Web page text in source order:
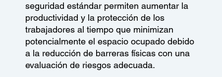
seguridad estándar permiten aumentar la
productividad y la protección de los
trabajadores al tiempo que minimizan
potencialmente el espacio ocupado debido
a la reducción de barreras físicas con una
evaluación de riesgos adecuada.